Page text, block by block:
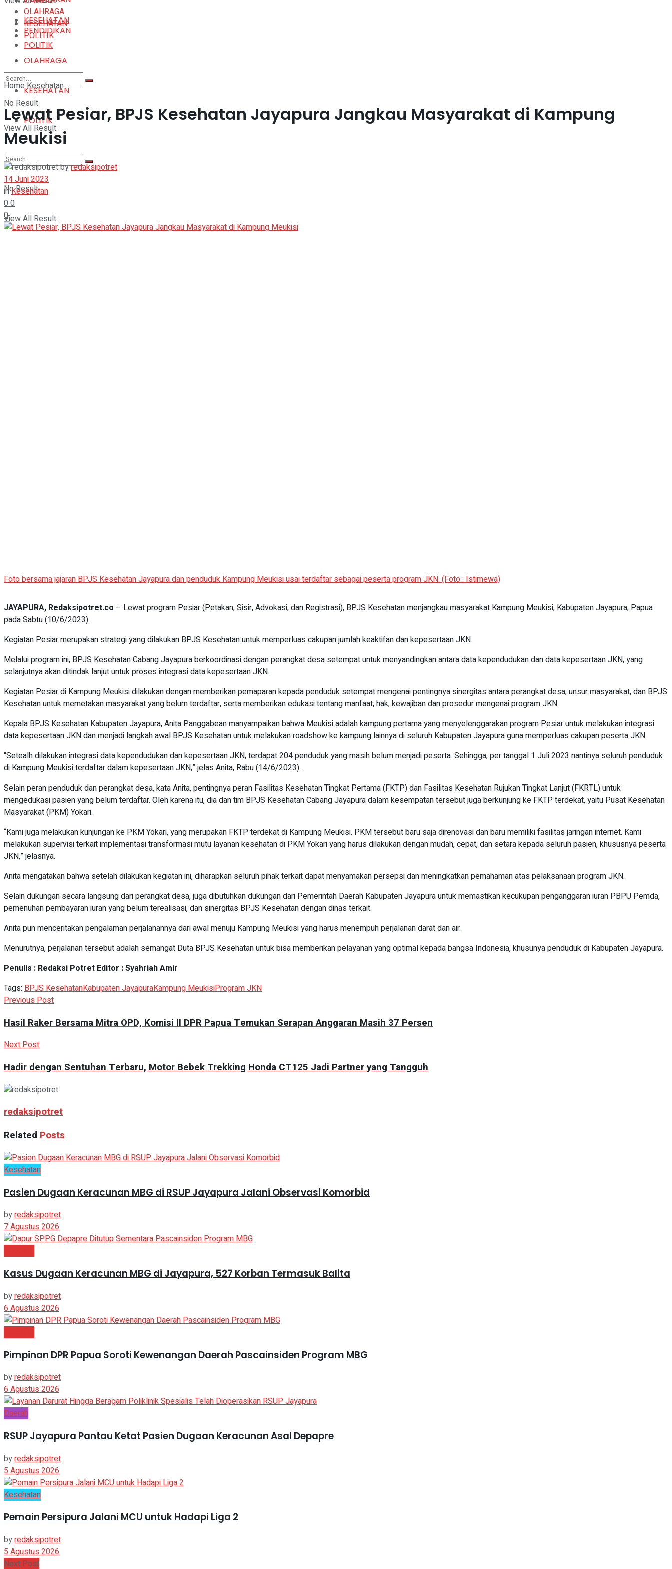
KESEHATAN
POLITIK
No Result
View All Result
PENDIDIKAN
OLAHRAGA
KESEHATAN
POLITIK
No Result
View All Result
OLAHRAGA
KESEHATAN
POLITIK
HomeKesehatan
Lewat Pesiar, BPJS Kesehatan Jayapura Jangkau Masyarakat di Kampung
Meukisi
byredaksipotret
14 Juni 2023
inKesehatan
00
0
Foto bersama jajaran BPJS Kesehatan Jayapura dan penduduk Kampung Meukisi usai terdaftar sebagai peserta program JKN. (Foto : Istimewa)
JAYAPURA, Redaksipotret.co – Lewat program Pesiar (Petakan, Sisir, Advokasi, dan Registrasi), BPJS Kesehatan menjangkau masyarakat Kampung Meukisi, Kabupaten Jayapura, Papua
pada Sabtu (10/6/2023).
Kegiatan Pesiar merupakan strategi yang dilakukan BPJS Kesehatan untuk memperluas cakupan jumlah keaktifan dan kepesertaan JKN.
Melalui program ini, BPJS Kesehatan Cabang Jayapura berkoordinasi dengan perangkat desa setempat untuk menyandingkan antara data kependudukan dan data kepesertaan JKN, yang
selanjutnya akan ditindak lanjut untuk proses integrasi data kepesertaan JKN.
Kegiatan Pesiar di Kampung Meukisi dilakukan dengan memberikan pemaparan kepada penduduk setempat mengenai pentingnya sinergitas antara perangkat desa, unsur masyarakat, dan BPJS
Kesehatan untuk memetakan masyarakat yang belum terdaftar, serta memberikan edukasi tentang manfaat, hak, kewajiban dan prosedur mengenai program JKN.
Kepala BPJS Kesehatan Kabupaten Jayapura, Anita Panggabean manyampaikan bahwa Meukisi adalah kampung pertama yang menyelenggarakan program Pesiar untuk melakukan integrasi
data kepesertaan JKN dan menjadi langkah awal BPJS Kesehatan untuk melakukan roadshow ke kampung lainnya di seluruh Kabupaten Jayapura guna memperluas cakupan peserta JKN.
“Setealh dilakukan integrasi data kependudukan dan kepesertaan JKN, terdapat 204 penduduk yang masih belum menjadi peserta. Sehingga, per tanggal 1 Juli 2023 nantinya seluruh penduduk
di Kampung Meukisi terdaftar dalam kepesertaan JKN,” jelas Anita, Rabu (14/6/2023).
Selain peran penduduk dan perangkat desa, kata Anita, pentingnya peran Fasilitas Kesehatan Tingkat Pertama (FKTP) dan Fasilitas Kesehatan Rujukan Tingkat Lanjut (FKRTL) untuk
mengedukasi pasien yang belum terdaftar. Oleh karena itu, dia dan tim BPJS Kesehatan Cabang Jayapura dalam kesempatan tersebut juga berkunjung ke FKTP terdekat, yaitu Pusat Kesehatan
Masyarakat (PKM) Yokari.
“Kami juga melakukan kunjungan ke PKM Yokari, yang merupakan FKTP terdekat di Kampung Meukisi. PKM tersebut baru saja direnovasi dan baru memiliki fasilitas jaringan internet. Kami
melakukan supervisi terkait implementasi transformasi mutu layanan kesehatan di PKM Yokari yang harus dilakukan dengan mudah, cepat, dan setara kepada seluruh pasien, khususnya peserta
JKN,” jelasnya.
Anita mengatakan bahwa setelah dilakukan kegiatan ini, diharapkan seluruh pihak terkait dapat menyamakan persepsi dan meningkatkan pemahaman atas pelaksanaan program JKN.
Selain dukungan secara langsung dari perangkat desa, juga dibutuhkan dukungan dari Pemerintah Daerah Kabupaten Jayapura untuk memastikan kecukupan penganggaran iuran PBPU Pemda,
pemenuhan pembayaran iuran yang belum terealisasi, dan sinergitas BPJS Kesehatan dengan dinas terkait.
Anita pun menceritakan pengalaman perjalanannya dari awal menuju Kampung Meukisi yang harus menempuh perjalanan darat dan air.
Menurutnya, perjalanan tersebut adalah semangat Duta BPJS Kesehatan untuk bisa memberikan pelayanan yang optimal kepada bangsa Indonesia, khusunya penduduk di Kabupaten Jayapura.
Penulis : Redaksi Potret Editor : Syahriah Amir
Tags: BPJS KesehatanKabupaten JayapuraKampung MeukisiProgram JKN
Previous Post
Hasil Raker Bersama Mitra OPD, Komisi II DPR Papua Temukan Serapan Anggaran Masih 37 Persen
Next Post
Hadir dengan Sentuhan Terbaru, Motor Bebek Trekking Honda CT125 Jadi Partner yang Tangguh
redaksipotret
Related Posts
Kesehatan
Pasien Dugaan Keracunan MBG di RSUP Jayapura Jalani Observasi Komorbid
byredaksipotret
7 Agustus 2026
Kasus Dugaan Keracunan MBG di Jayapura, 527 Korban Termasuk Balita
byredaksipotret
6 Agustus 2026
Pimpinan DPR Papua Soroti Kewenangan Daerah Pascainsiden Program MBG
byredaksipotret
6 Agustus 2026
Daerah
RSUP Jayapura Pantau Ketat Pasien Dugaan Keracunan Asal Depapre
byredaksipotret
5 Agustus 2026
Kesehatan
Pemain Persipura Jalani MCU untuk Hadapi Liga 2
byredaksipotret
5 Agustus 2026
Next Post